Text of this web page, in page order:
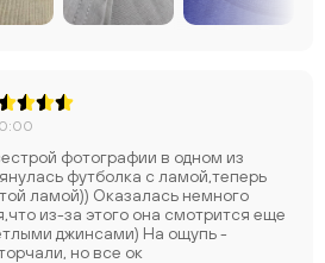
фотографии в одном из
футболка с ламой,теперь
ламой)) Оказалась немного
из-за этого она смотрится еще
джинсами) На ощупь -
но все ок